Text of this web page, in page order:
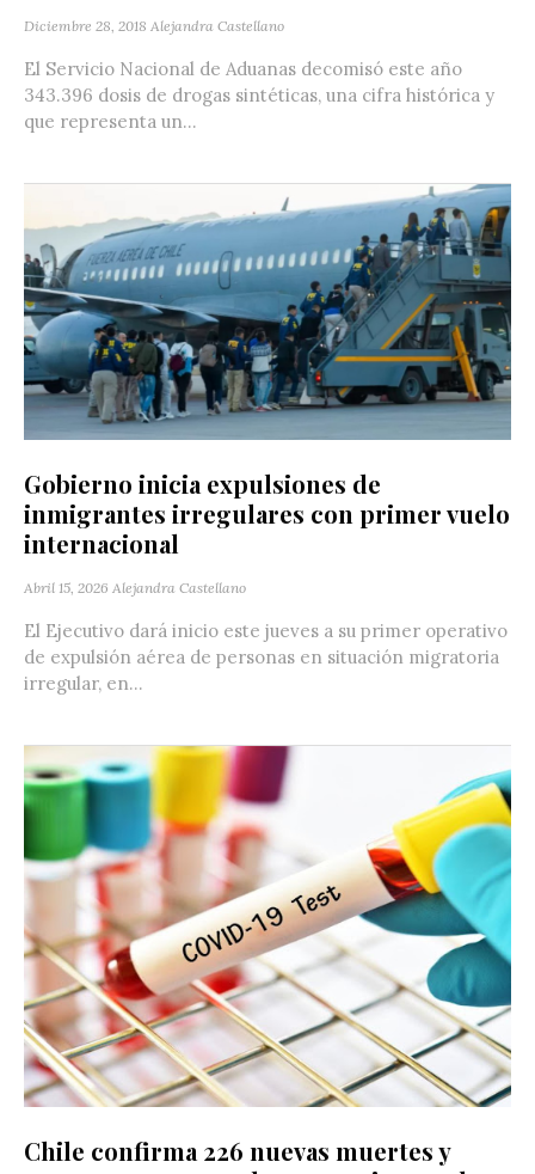
Diciembre 28, 2018 Alejandra Castellano
El Servicio Nacional de Aduanas decomisó este año
343.396 dosis de drogas sintéticas, una cifra histórica y
que representa un...
Gobierno inicia expulsiones de
inmigrantes irregulares con primer vuelo
internacional
Abril 15, 2026 Alejandra Castellano
El Ejecutivo dará inicio este jueves a su primer operativo
de expulsión aérea de personas en situación migratoria
irregular, en...
Chile confirma 226 nuevas muertes y